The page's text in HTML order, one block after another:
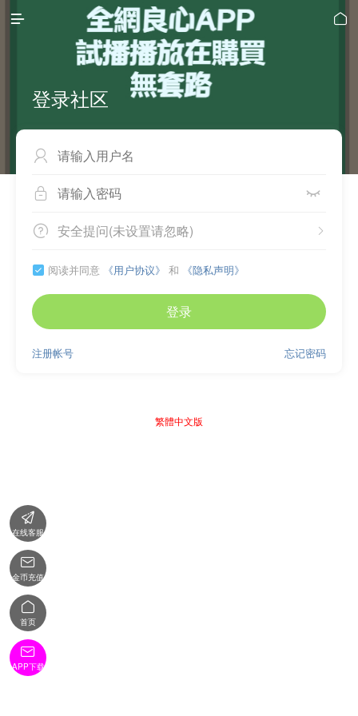
 
登录社区

 
 
安全提问(未设置请忽略)
 阅读并同意 《用户协议》 和 《隐私声明》
登录
忘记密码
注册帐号
繁體中文版

在线客服

金币充值

首页

APP下载